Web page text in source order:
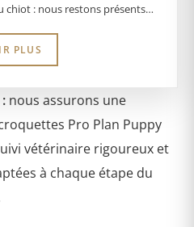
chiot : nous restons présents
et vous permettre de vous
de bonheur comme c'est
PLUS
nous assurons une
Pro Plan Puppy
vétérinaire rigoureux et
à chaque étape du